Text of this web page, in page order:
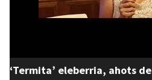
‘Termita’ eleberria, ahots